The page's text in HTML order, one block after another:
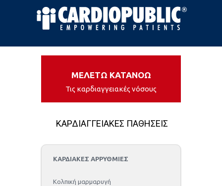
ΜΕΛΕΤΩ ΚΑΤΑΝΟΩ
Τις καρδιαγγειακές νόσους
ΚΑΡΔΙΑΓΓΕΙΑΚΕΣ ΠΑΘΗΣΕΙΣ
ΚΑΡΔΙΑΚΕΣ ΑΡΡΥΘΜΙΕΣ
Kολπική μαρμαρυγή